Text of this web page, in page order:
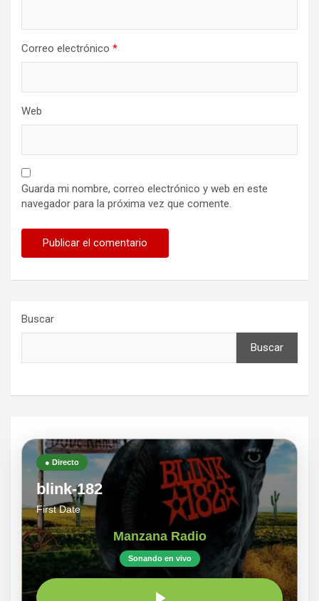
Correo electrónico *
Web
Guarda mi nombre, correo electrónico y web en este
navegador para la próxima vez que comente.
Buscar
Buscar
● Directo
blink-182
First Date
Manzana Radio
Sonando en vivo